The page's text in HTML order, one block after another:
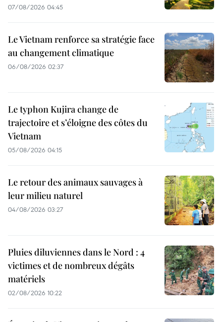
07/08/2026 04:45
Le Vietnam renforce sa stratégie face
au changement climatique
06/08/2026 02:37
Le typhon Kujira change de
trajectoire et s’éloigne des côtes du
Vietnam
05/08/2026 04:15
Le retour des animaux sauvages à
leur milieu naturel
04/08/2026 03:27
Pluies diluviennes dans le Nord : 4
victimes et de nombreux dégâts
matériels
02/08/2026 10:22